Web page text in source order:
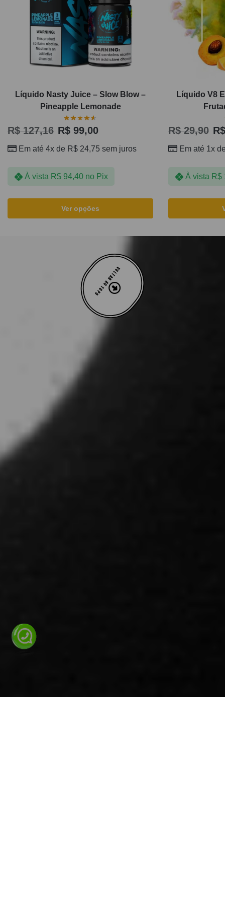
Líquido Nasty Juice – Slow Blow –
Pineapple Lemonade
R$127,16 R$ 99,00
Em até 4x de R$ 24,75 sem juros
À vista R$94,40 no Pix
Ver opções
Líquido V8
R$29,90 R$
Em até 1x
À vista R$
VOLTAR AO TOPO